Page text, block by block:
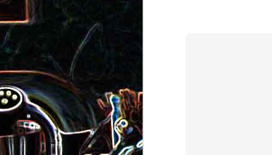
Pizza au camembert, au sirop
d'érable et aux noix